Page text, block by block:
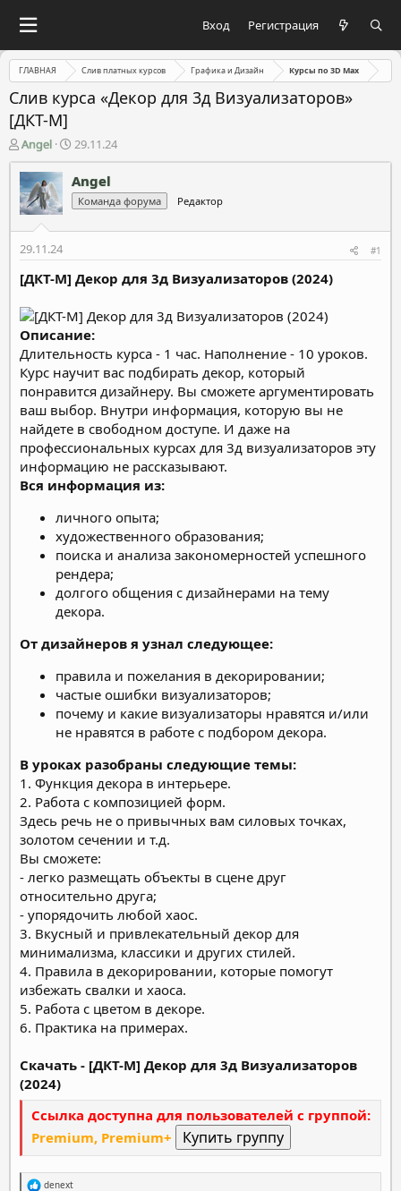
Вход Регистрация
ГЛАВНАЯ Слив платных курсов Графика и Дизайн Курсы по 3D Max
Слив курса «Декор для 3д Визуализаторов»
[ДКТ-М]
А
в
т
о
р
м
ы
Angel
Д
а
т
а
н
а
л
а
29.11.24
Angel
Команда форума Редактор
29.11.24 #1
[ДКТ-М] Декор для 3д Визуализаторов (2024)
Описание:
Длительность курса - 1 час. Наполнение - 10 уроков.
Курс научит вас подбирать декор, который
понравится дизайнеру. Вы сможете аргументировать
ваш выбор. Внутри информация, которую вы не
найдете в свободном доступе. И даже на
профессиональных курсах для 3д визуализаторов эту
информацию не рассказывают.
Вся информация из:
личного опыта;
художественного образования;
поиска и анализа закономерностей успешного
рендера;
долгого общения с дизайнерами на тему
декора.
От дизайнеров я узнал следующее:
правила и пожелания в декорировании;
частые ошибки визуализаторов;
почему и какие визуализаторы нравятся и/или
не нравятся в работе с подбором декора.
В уроках разобраны следующие темы:
1. Функция декора в интерьере.
2. Работа с композицией форм.
Здесь речь не о привычных вам силовых точках,
золотом сечении и т.д.
Вы сможете:
⁃ легко размещать объекты в сцене друг
относительно друга;
⁃ упорядочить любой хаос.
3. Вкусный и привлекательный декор для
минимализма, классики и других стилей.
4. Правила в декорировании, которые помогут
избежать свалки и хаоса.
5. Работа с цветом в декоре.
6. Практика на примерах.
Скачать - [ДКТ-М] Декор для 3д Визуализаторов
(2024)
Ссылка доступна для пользователей с группой:
Premium, Premium+
Р
denext